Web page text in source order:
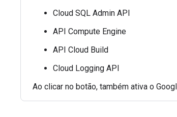
Cloud SQL Admin API
API Compute Engine
API Cloud Build
Cloud Logging API
Ao clicar no botão, também ativa o